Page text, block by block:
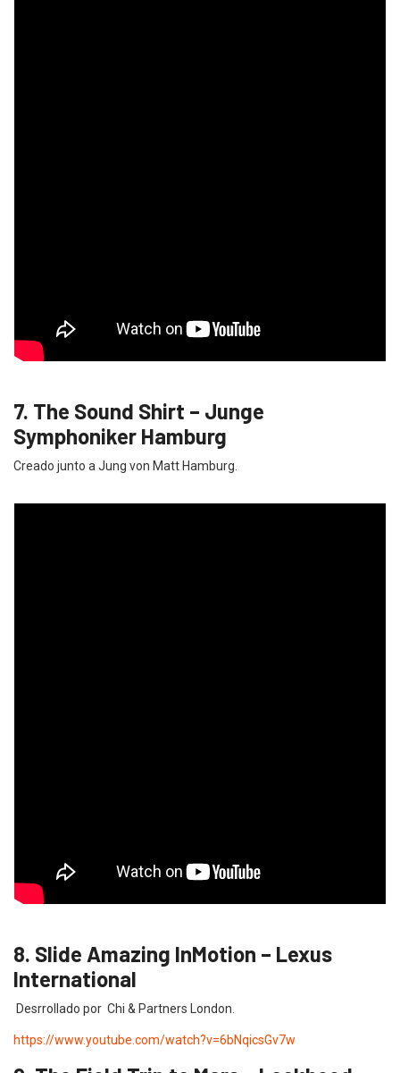
7. The Sound Shirt – Junge
Symphoniker Hamburg
Creado junto a Jung von Matt Hamburg.
8. Slide Amazing InMotion – Lexus
International
Desrrollado por Chi & Partners London.
https://www.youtube.com/watch?v=6bNqicsGv7w